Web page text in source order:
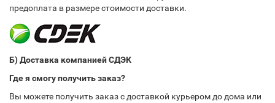
предоплата в размере стоимости доставки.
Б) Доставка компанией СДЭК
Где я смогу получить заказ?
Вы можете получить заказ с доставкой курьером до дома или